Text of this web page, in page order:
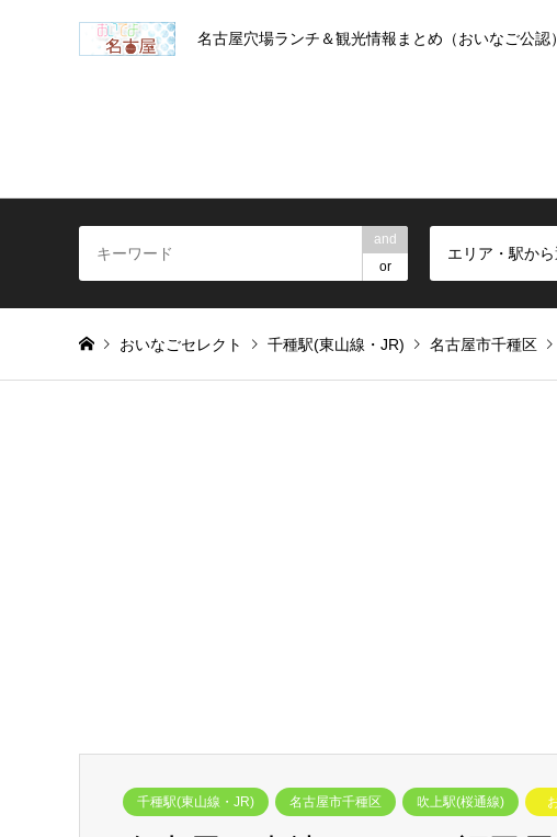
名古屋穴場ランチ＆観光情報まとめ（おいなご公認）
and
or
エリア・駅か
おいなごセレクト 千種駅(東山線・JR) 名古屋市千種区
千種駅(東山線・JR) 名古屋市千種区 吹上駅(桜通線)